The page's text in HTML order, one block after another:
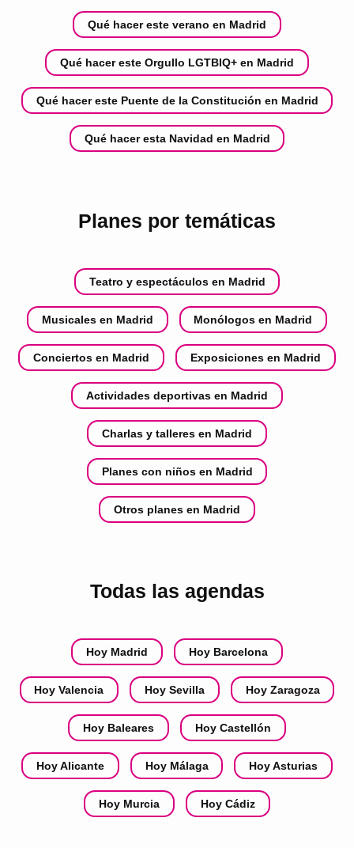
Qué hacer este verano en Madrid
Qué hacer este Orgullo LGTBIQ+ en Madrid
Qué hacer este Puente de la Constitución en Madrid
Qué hacer esta Navidad en Madrid
Planes por temáticas
Teatro y espectáculos en Madrid
Musicales en Madrid Monólogos en Madrid
Conciertos en Madrid Exposiciones en Madrid
Actividades deportivas en Madrid
Charlas y talleres en Madrid
Planes con niños en Madrid
Otros planes en Madrid
Todas las agendas
Hoy Madrid Hoy Barcelona
Hoy Valencia Hoy Sevilla Hoy Zaragoza
Hoy Baleares Hoy Castellón
Hoy Alicante Hoy Málaga Hoy Asturias
Hoy Murcia Hoy Cádiz